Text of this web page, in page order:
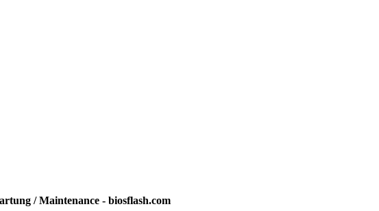
/ Maintenance - biosflash.com